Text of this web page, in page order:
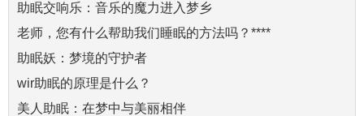
助眠交响乐：音乐的魔力进入梦乡
老师，您有什么帮助我们睡眠的方法吗？****
助眠妖：梦境的守护者
wir助眠的原理是什么？
美人助眠：在梦中与美丽相伴